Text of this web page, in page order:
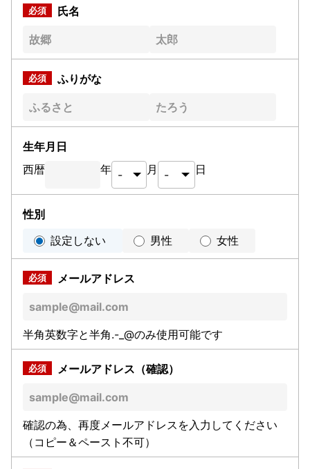
氏名
ふりがな
生年月日
西暦
年 月 日
性別
設定しない
男性 女性
メールアドレス
半角英数字と半角.-_@のみ使用可能です
メールアドレス（確認）
確認の為、再度メールアドレスを入力してください
（コピー＆ペースト不可）